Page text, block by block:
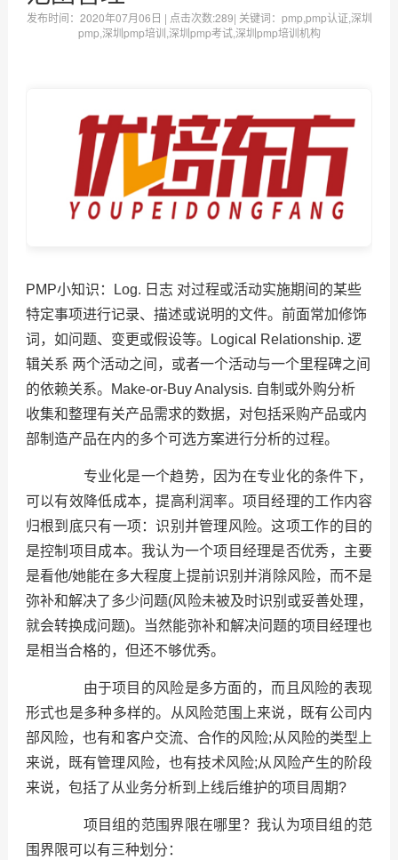
发布时间： 2020年07月06日 | 点击次数:289| 关键词：pmp,pmp认证,深圳
pmp,深圳pmp培训,深圳pmp考试,深圳pmp培训机构
PMP小知识：Log. 日志 对过程或活动实施期间的某些
特定事项进行记录、描述或说明的文件。前面常加修饰
词，如问题、变更或假设等。Logical Relationship. 逻
辑关系 两个活动之间，或者一个活动与一个里程碑之间
的依赖关系。Make-or-Buy Analysis. 自制或外购分析
收集和整理有关产品需求的数据，对包括采购产品或内
部制造产品在内的多个可选方案进行分析的过程。
专业化是一个趋势，因为在专业化的条件下，
可以有效降低成本，提高利润率。项目经理的工作内容
归根到底只有一项：识别并管理风险。这项工作的目的
是控制项目成本。我认为一个项目经理是否优秀，主要
是看他/她能在多大程度上提前识别并消除风险，而不是
弥补和解决了多少问题(风险未被及时识别或妥善处理，
就会转换成问题)。当然能弥补和解决问题的项目经理也
是相当合格的，但还不够优秀。
由于项目的风险是多方面的，而且风险的表现
形式也是多种多样的。从风险范围上来说，既有公司内
部风险，也有和客户交流、合作的风险;从风险的类型上
来说，既有管理风险，也有技术风险;从风险产生的阶段
来说，包括了从业务分析到上线后维护的项目周期?
项目组的范围界限在哪里？我认为项目组的范
围界限可以有三种划分：